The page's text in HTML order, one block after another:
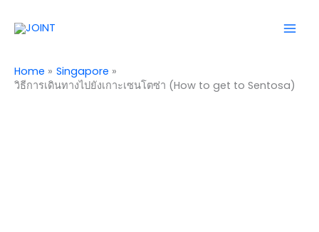
Home
Singapore
วิธีการเดินทางไปยังเกาะเซนโตซ่า (How to get to Sentosa)